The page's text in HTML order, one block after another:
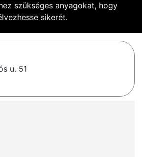
szükséges anyagokat, hogy
sikerét.
u. 51